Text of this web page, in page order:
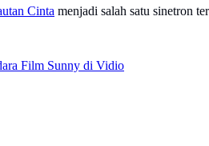
Cinta menjadi salah satu sinetron
Film Sunny di Vidio